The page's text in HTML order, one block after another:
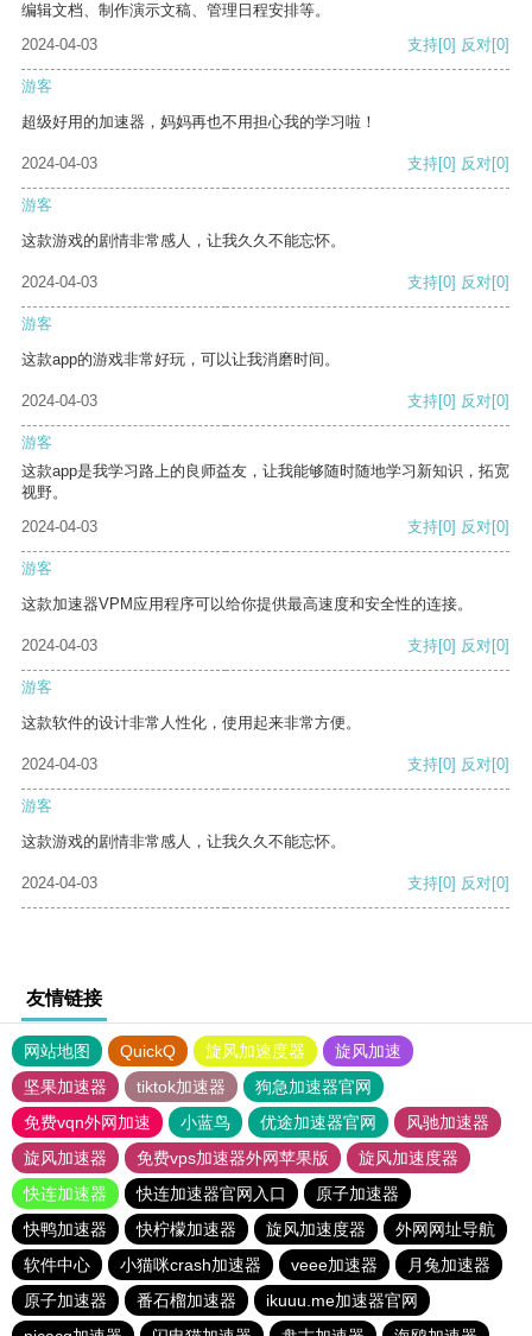
编辑文档、制作演示文稿、管理日程安排等。
2024-04-03
支持[0] 反对[0]
游客
超级好用的加速器，妈妈再也不用担心我的学习啦！
2024-04-03 支持[0] 反对[0]
游客
这款游戏的剧情非常感人，让我久久不能忘怀。
2024-04-03 支持[0] 反对[0]
游客
这款app的游戏非常好玩，可以让我消磨时间。
2024-04-03 支持[0] 反对[0]
游客
这款app是我学习路上的良师益友，让我能够随时随地学习新知识，拓宽
视野。
2024-04-03
支持[0] 反对[0]
游客
这款加速器VPM应用程序可以给你提供最高速度和安全性的连接。
2024-04-03 支持[0] 反对[0]
游客
这款软件的设计非常人性化，使用起来非常方便。
2024-04-03 支持[0] 反对[0]
游客
这款游戏的剧情非常感人，让我久久不能忘怀。
2024-04-03 支持[0] 反对[0]
友情链接
网站地图 QuickQ 旋风加速度器
旋风加速
坚果加速器
tiktok加速器
狗急加速器官网
免费vqn外网加速
小蓝鸟 优途加速器官网
风驰加速器
旋风加速器
免费vps加速器外网苹果版
旋风加速度器
快连加速器
快连加速器官网入口
原子加速器
快鸭加速器
快柠檬加速器 旋风加速度器
外网网址导航
软件中心
小猫咪crash加速器 veee加速器
月兔加速器
原子加速器
番石榴加速器
ikuuu.me加速器官网